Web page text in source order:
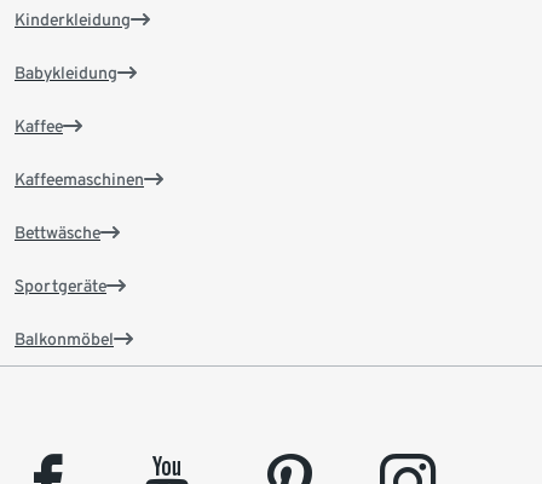
Kinderkleidung
Babykleidung
Kaffee
Kaffeemaschinen
Bettwäsche
Sportgeräte
Balkonmöbel